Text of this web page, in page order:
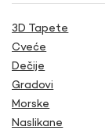
3D Tapete
Cveće
Dečije
Gradovi
Morske
Naslikane